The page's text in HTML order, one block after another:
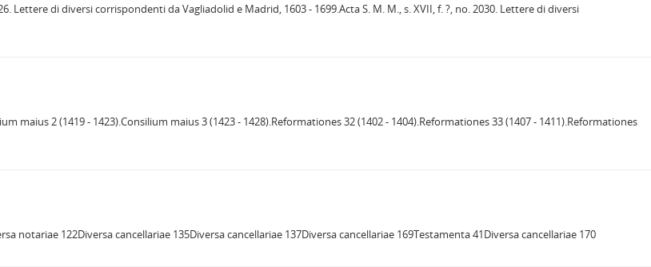
Lettere di diversi corrispondenti da Vagliadolid e Madrid, 1603 - 1699.Acta S. M. M., s. XVII, f. ?, no. 2030. Lettere di diversi
maius 2 (1419 - 1423).Consilium maius 3 (1423 - 1428).Reformationes 32 (1402 - 1404).Reformationes 33 (1407 - 1411).Reformationes
notariae 122Diversa cancellariae 135Diversa cancellariae 137Diversa cancellariae 169Testamenta 41Diversa cancellariae 170